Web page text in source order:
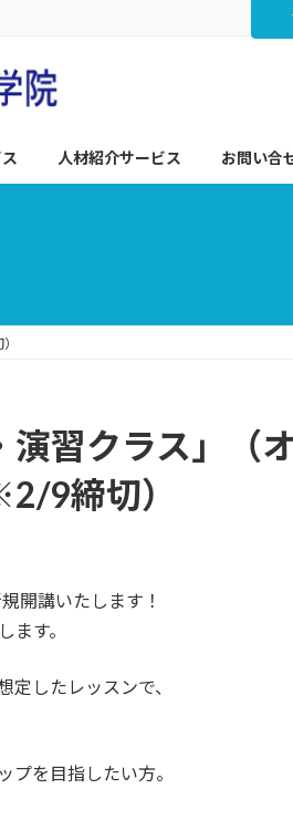
人材紹介サービス お問い合
演習クラス」（
9締切）
開講いたします！
す。
定したレッスンで、
プを目指したい方。